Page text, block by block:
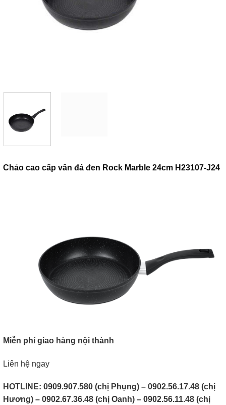
Chảo cao cấp vân đá đen Rock Marble 24cm H23107-J24
Miễn phí giao hàng nội thành
Liên hệ ngay
HOTLINE: 0909.907.580 (chị Phụng) – 0902.56.17.48 (chị
Hương) – 0902.67.36.48 (chị Oanh) – 0902.56.11.48 (chị